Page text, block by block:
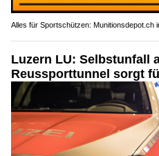
Alles für Sportschützen: Munitionsdepot.ch
Luzern LU: Selbstunfall
Reussporttunnel sorgt